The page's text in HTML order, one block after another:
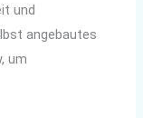
und
angebautes
um